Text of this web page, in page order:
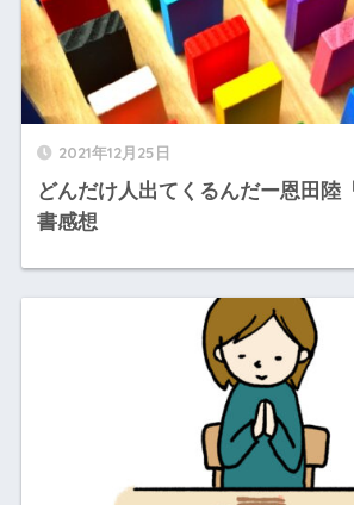
2021年12月25日
どんだけ人出てくるんだー恩田陸
書感想